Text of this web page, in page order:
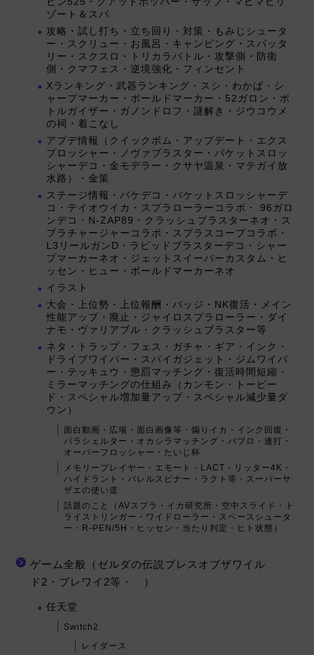
ゾート＆スパ
攻略・試し打ち・立ち回り・対策・もみじシュータ
ー・スクリュー・お風呂・キャンピング・スパッタ
リー・スクスロ・トリカラバトル・攻撃側・防衛
側・クマフェス・逆境強化・フィンセント
Xランキング・武器ランキング・スシ・わかば・シ
ャープマーカー・ボールドマーカー・52ガロン・ボ
トルガイザー・ガノンドロフ・謎解き・ジウコウメ
の祠・着こなし
アプデ情報（クイックボム・アップデート・エクス
プロッシャー・ノヴァブラスター・バケットスロッ
シャーデコ・金モデラー・クサヤ温泉・マテガイ放
水路）・金策
ステージ情報・バケデコ・バケットスロッシャーデ
コ・テイオウイカ・スプラローラーコラボ・.96ガロ
ンデコ・N-ZAP89・クラッシュブラスターネオ・ス
プラチャージャーコラボ・スプラスコープコラボ・
L3リールガンD・ラピッドブラスターデコ・シャー
プマーカーネオ・ジェットスイーパーカスタム・ヒ
ッセン・ヒュー・ボールドマーカーネオ
イラスト
大会・上位勢・上位報酬・バッジ・NK復活・メイン
性能アップ・廃止・ジャイロスプラローラー・ダイ
ナモ・ヴァリアブル・クラッシュブラスター等
ネタ・トラップ・フェス・ガチャ・ギア・インク・
ドライブワイパー・スパイガジェット・ジムワイパ
ー・テッキュウ・懲罰マッチング・復活時間短縮・
ミラーマッチングの仕組み（カンモン・トーピー
ド・スペシャル増加量アップ・スペシャル減少量ダ
ウン）
面白動画・広場・面白画像等・煽りイカ・インク回復・
パラシェルター・オカシラマッチング・パブロ・連打・
オーバーフロッシャー・たいじ杯
メモリープレイヤー・エモート・LACT・リッター4K・
ハイドラント・バレルスピナー・ラクト等・スーパーサ
ザエの使い道
話題のこと（AVスプラ・イカ研究所・空中スライド・ト
ライストリンガー・ワイドローラー・スペースシュータ
ー・R-PEN/5H・ヒッセン・当たり判定・ヒト状態）
ゲーム全般（ゼルダの伝説ブレスオブザワイル
ド2・ブレワイ2等・ ）
任天堂
Switch2
レイダース